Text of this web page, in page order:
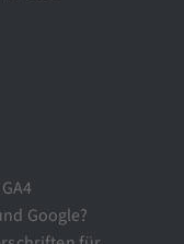
Google?